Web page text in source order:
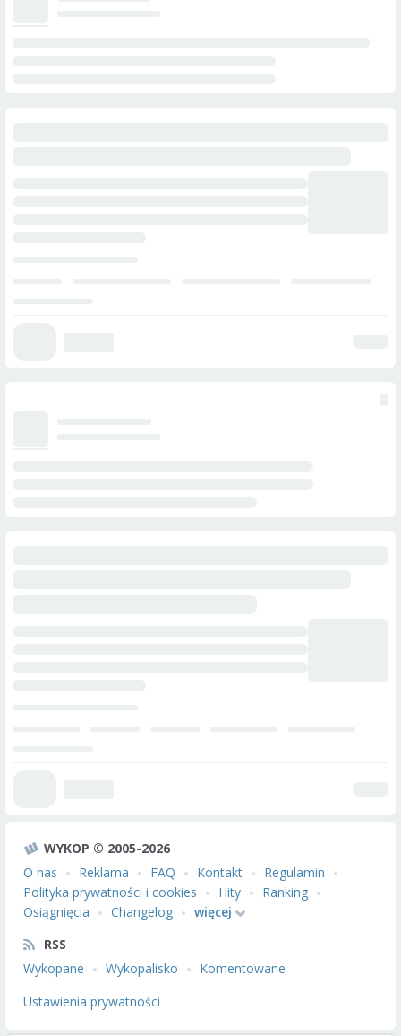
WYKOP © 2005-2026
O nas
Reklama FAQ Kontakt
Regulamin
Polityka prywatności i cookies
Hity
Ranking
Osiągnięcia
Changelog
więcej
RSS
Wykopane
Wykopalisko
Komentowane
Ustawienia prywatności